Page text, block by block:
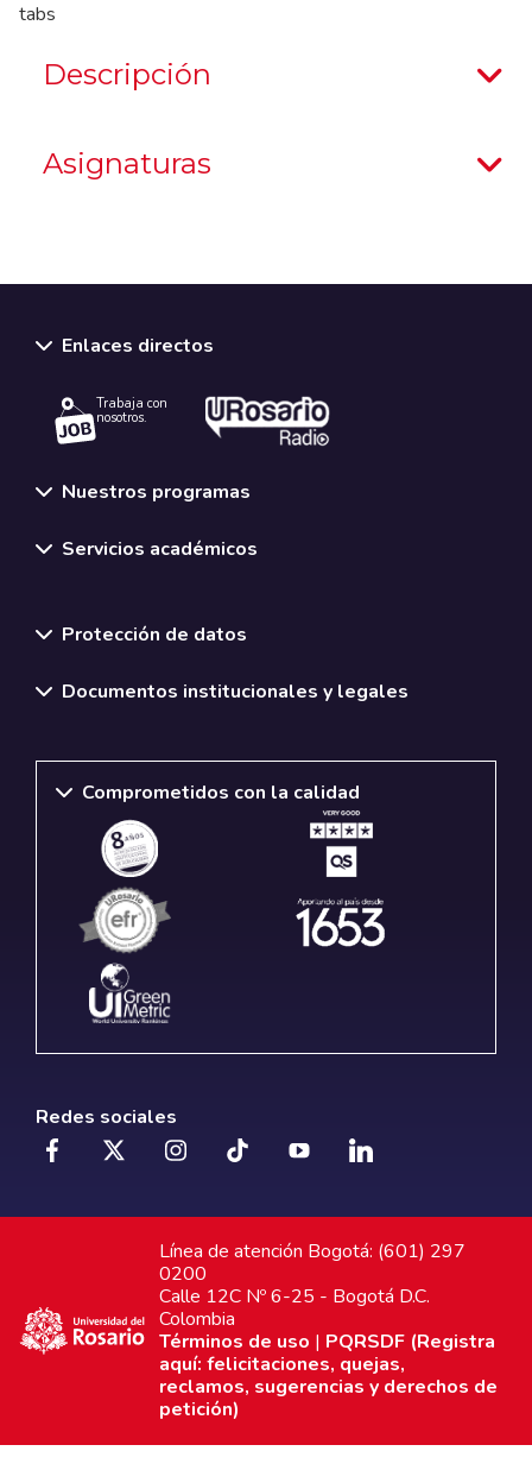
tabs
Descripción
Asignaturas
Enlaces directos
Trabaja con
nosotros.
Nuestros programas
Servicios académicos
Protección de datos
Documentos institucionales y legales
Comprometidos con la calidad
Redes sociales
Línea de atención Bogotá: (601) 297
0200
Calle 12C Nº 6-25 - Bogotá D.C.
Colombia
Términos de uso | PQRSDF (Registra
aquí: felicitaciones, quejas,
reclamos, sugerencias y derechos de
petición)